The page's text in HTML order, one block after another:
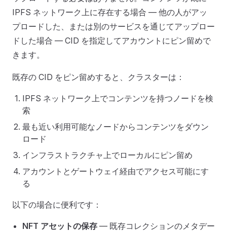
IPFS ネットワーク上に存在する場合 — 他の人がアッ
プロードした、または別のサービスを通じてアップロー
ドした場合 — CID を指定してアカウントにピン留めで
きます。
既存の CID をピン留めすると、クラスターは：
IPFS ネットワーク上でコンテンツを持つノードを検
索
最も近い利用可能なノードからコンテンツをダウン
ロード
インフラストラクチャ上でローカルにピン留め
アカウントとゲートウェイ経由でアクセス可能にす
る
以下の場合に便利です：
NFT アセットの保存 — 既存コレクションのメタデー